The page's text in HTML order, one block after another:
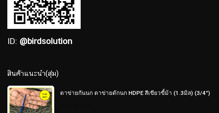
ID: @birdsolution
สินค้าแนะนำ(สุ่ม)
ตาข่ายกันนก ตาข่ายดักนก HDPE สีเขียวขี้ม้า (1.3มิล) (3/4")